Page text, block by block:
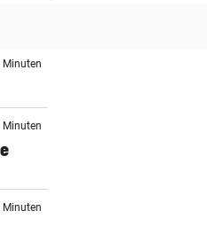
Minuten
Minuten
Minuten